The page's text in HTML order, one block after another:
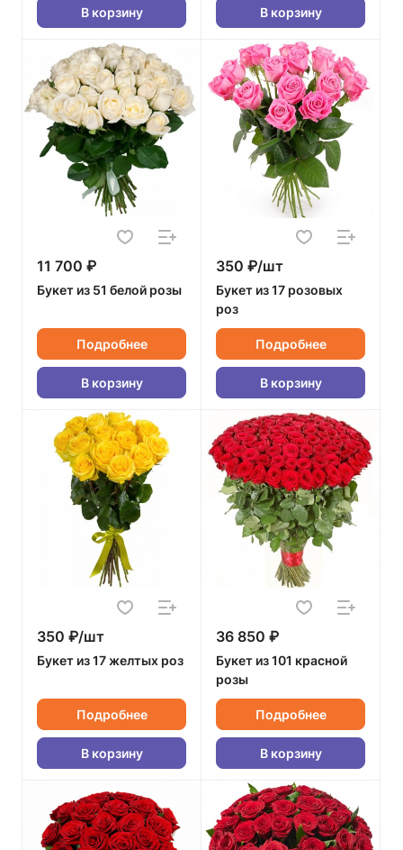
В корзину В корзину
11 700 ₽
Букет из 51 белой розы
Подробнее
В корзину
350 ₽/шт
Букет из 17 розовых
роз
Подробнее
В корзину
350 ₽/шт
Букет из 17 желтых роз
Подробнее
В корзину
36 850 ₽
Букет из 101 красной
розы
Подробнее
В корзину